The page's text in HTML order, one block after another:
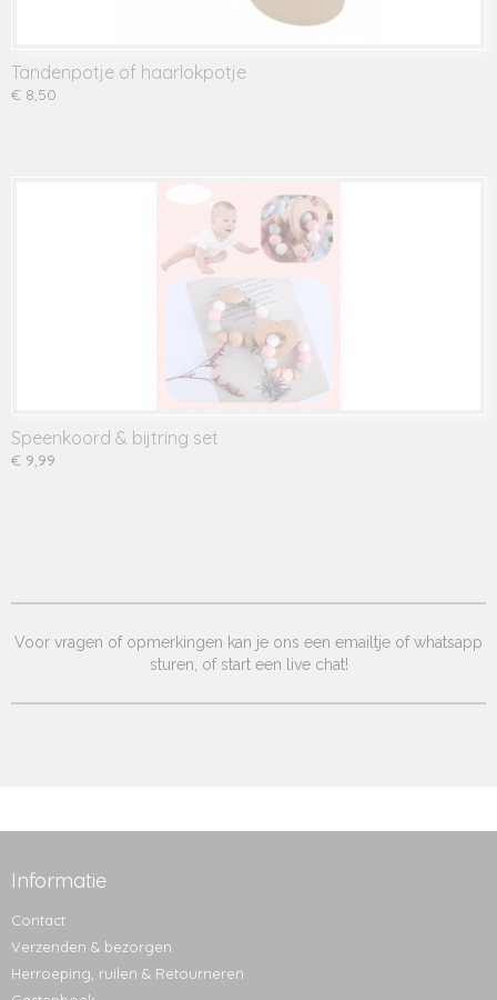
Tandenpotje of haarlokpotje
€ 8,50
Speenkoord & bijtring set
€ 9,99
Voor vragen of opmerkingen kan je ons een emailtje of whatsapp
sturen, of start een live chat!
Informatie
Contact
Verzenden & bezorgen
Herroeping, ruilen & Retourneren